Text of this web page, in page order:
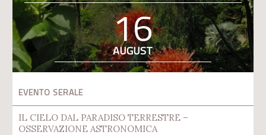
16
AUGUST
EVENTO SERALE
IL CIELO DAL PARADISO TERRESTRE –
OSSERVAZIONE ASTRONOMICA